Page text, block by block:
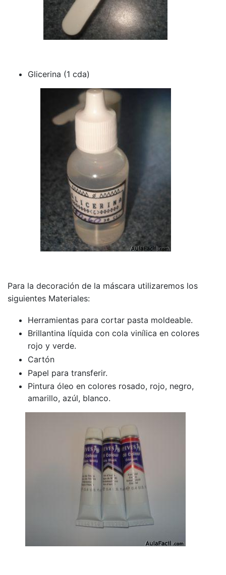
Glicerina (1 cda)
Para la decoración de la máscara utilizaremos los
siguientes Materiales:
Herramientas para cortar pasta moldeable.
Brillantina líquida con cola vinílica en colores
rojo y verde.
Cartón
Papel para transferir.
Pintura óleo en colores rosado, rojo, negro,
amarillo, azúl, blanco.